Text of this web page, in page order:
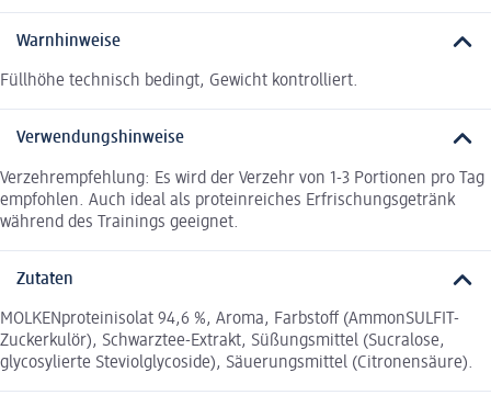
Warnhinweise
Füllhöhe technisch bedingt, Gewicht kontrolliert.
Verwendungshinweise
Verzehrempfehlung: Es wird der Verzehr von 1-3 Portionen pro Tag
empfohlen. Auch ideal als proteinreiches Erfrischungsgetränk
während des Trainings geeignet.
Zutaten
MOLKENproteinisolat 94,6 %, Aroma, Farbstoff (AmmonSULFIT-
Zuckerkulör), Schwarztee-Extrakt, Süßungsmittel (Sucralose,
glycosylierte Steviolglycoside), Säuerungsmittel (Citronensäure).